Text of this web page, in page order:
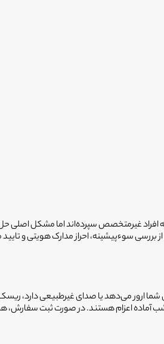
به افراد غیرمتخصص سپرده‌اند اما مشکل
در اختیار شما می‌گذارد که همگی پس از بررسی سوءپیشینه، احراز مدارک
شما ارور می‌دهد یا صدای غیرطبیعی دارد،
شب آماده اعزام هستند. در صورت ثبت